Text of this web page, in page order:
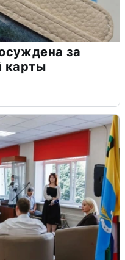
за
карты